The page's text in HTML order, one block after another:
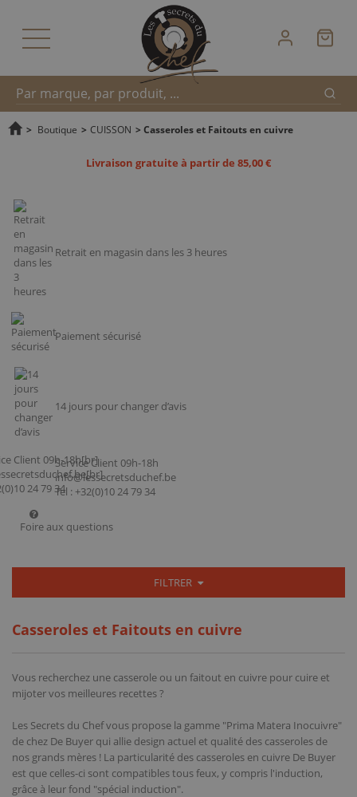
Recherche
> Boutique > CUISSON > Casseroles et Faitouts en cuivre
Livraison gratuite à partir de 85,00 €
Retrait en magasin dans les 3 heures
Paiement sécurisé
14 jours pour changer d’avis
Service Client 09h-18h
info@lessecretsduchef.be
Tel : +32(0)10 24 79 34
Foire aux questions
FILTRER
Casseroles et Faitouts en cuivre
Vous recherchez une casserole ou un faitout en cuivre pour cuire et
mijoter vos meilleures recettes ?
Les Secrets du Chef vous propose la gamme "Prima Matera Inocuivre"
de chez De Buyer qui allie design actuel et qualité des casseroles de
nos grands mères ! La particularité des casseroles en cuivre De Buyer
est que celles-ci sont compatibles tous feux, y compris l'induction,
grâce à leur fond "spécial induction".